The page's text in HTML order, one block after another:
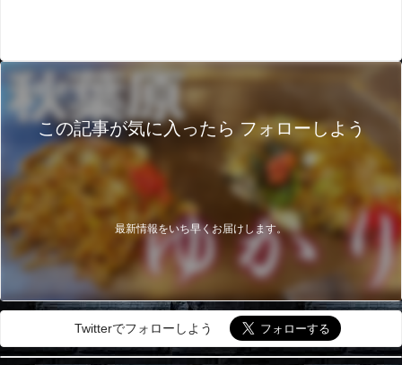
この記事が気に入ったら フォローしよう
最新情報をいち早くお届けします。
Twitterでフォローしよう